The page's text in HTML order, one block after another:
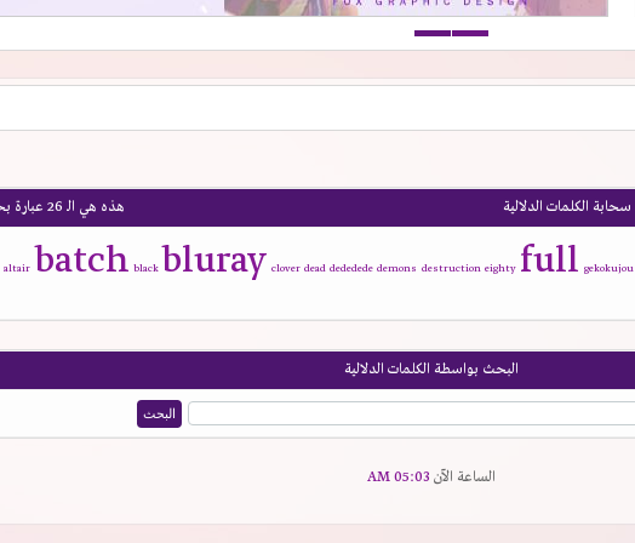
هذه هي الـ 26 عبارة بحث دلالية الأكثر استخداما سحابة الكلمات الدلالية
altair batch black bluray clover dead dededede demons destruction eighty full gekokujou
البحث بواسطة الكلمات الدلالية
الساعة الآن 05:03 AM